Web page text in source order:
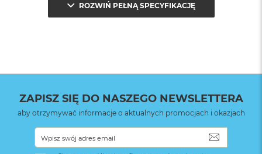
Opakowanie
(pudełko):
Serwisowe
ROZWIŃ PEŁNĄ SPECYFIKACJĘ
ZAPISZ SIĘ DO NASZEGO NEWSLETTERA
aby otrzymywać informacje o aktualnych promocjach i okazjach